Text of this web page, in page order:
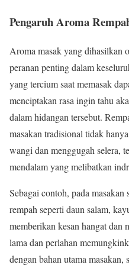
Pengaruh Aroma
Aroma masak yang dihasilkan
peranan penting dalam
yang tercium saat memasak
menciptakan rasa ingin tahu
dalam hidangan tersebut.
masakan tradisional tidak
wangi dan menggugah selera,
mendalam yang melibatkan
Sebagai contoh, pada
rempah seperti daun salam,
memberikan kesan hangat dan
lama dan perlahan
dengan bahan utama